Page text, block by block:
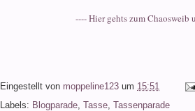
---- Hier gehts zum Chaosweib
Eingestellt von moppeline123 um 15:51
Labels: Blogparade Tasse Tassenparade